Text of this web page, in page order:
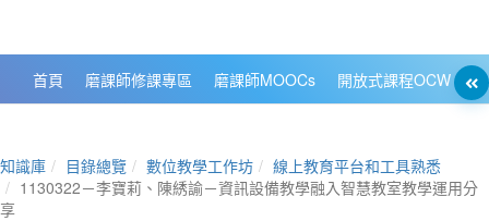
首頁 磨課師修課專區 磨課師MOOCs 開放式課程OCW
知識庫 目錄總覽 數位教學工作坊
線上教育平台和工具熟悉
1130322－李寶莉、陳綉諭－資訊設備教學融入智慧教室教學運用分
享